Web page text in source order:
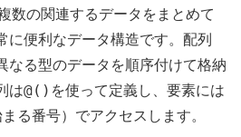
数の関連するデータをまとめて
に便利なデータ構造です。配列
なる型のデータを順序付けて格納
は@() を使って定義し、要素には
る番号）でアクセスします。